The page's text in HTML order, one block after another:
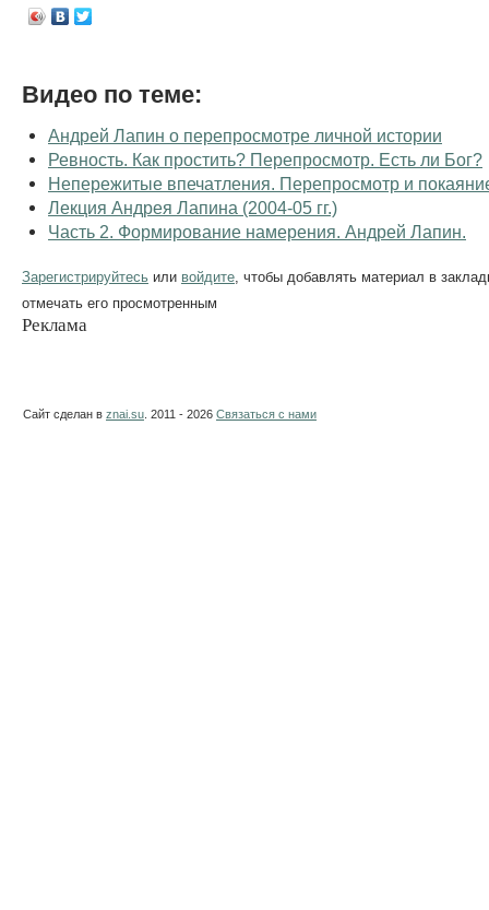
Видео по теме:
Андрей Лапин о перепросмотре личной истории
Ревность. Как простить? Перепросмотр. Есть ли Бог?
Непережитые впечатления. Перепросмотр и
Лекция Андрея Лапина (2004-05 гг.)
Часть 2. Формирование намерения. Андрей Лапин.
Зарегистрируйтесь или войдите , чтобы добавлять материал в
отмечать его просмотренным
Реклама
Сайт сделан в znai.su . 2011 - 2026 Связаться с нами